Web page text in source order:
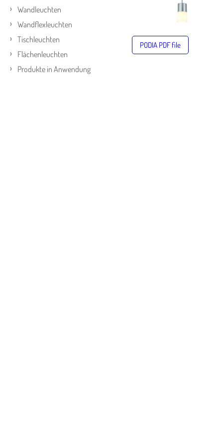
Wandleuchten
Wandflexleuchten
Tischleuchten
Flächenleuchten
Produkte in Anwendung
PODIA PDF file